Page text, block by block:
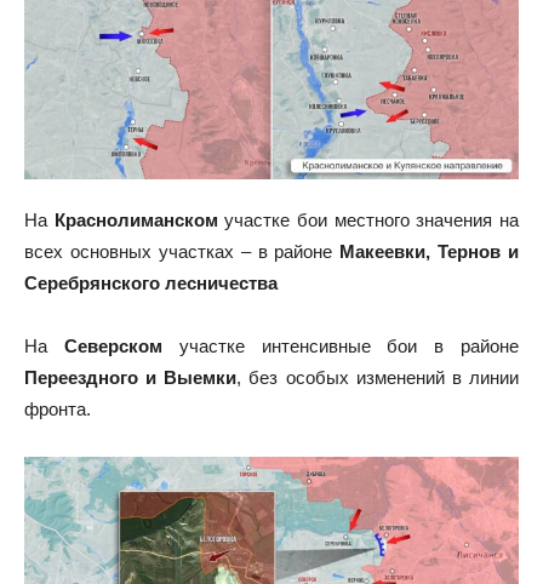
На Краснолиманском участке бои местного значения на
всех основных участках – в районе Макеевки, Тернов и
Серебрянского лесничества
На Северском участке интенсивные бои в районе
Переездного и Выемки, без особых изменений в линии
фронта.